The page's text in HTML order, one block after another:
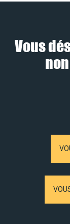
Vous